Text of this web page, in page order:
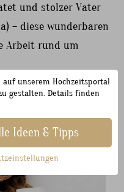
und stolzer Vater
– diese wunderbaren
Arbeit rund um
Überblick
unserem Hochzeitsportal
gestalten. Details finden
Ideen & Tipps